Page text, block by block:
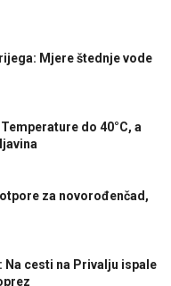
Mjere štednje vode
do 40°C, a
za novorođenčad,
Na cesti na Privalju ispale